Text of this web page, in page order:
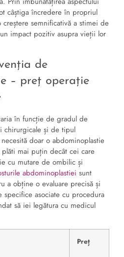
câștiga încredere în propriul
semnificativă a stimei de
impact pozitiv asupra vieții lor
de
– preț operație
în funcție de gradul de
chirurgicale și de tipul
doar o abdominoplastie
mai puțin decât cei care
cu mutare de ombilic și
abdominoplastiei sunt
a obține o evaluare precisă și
specifice asociate cu procedura
să iei legătura cu medicul
Preț